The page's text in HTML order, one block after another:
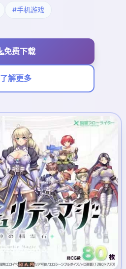
#手机游戏
免费下载
了解更多